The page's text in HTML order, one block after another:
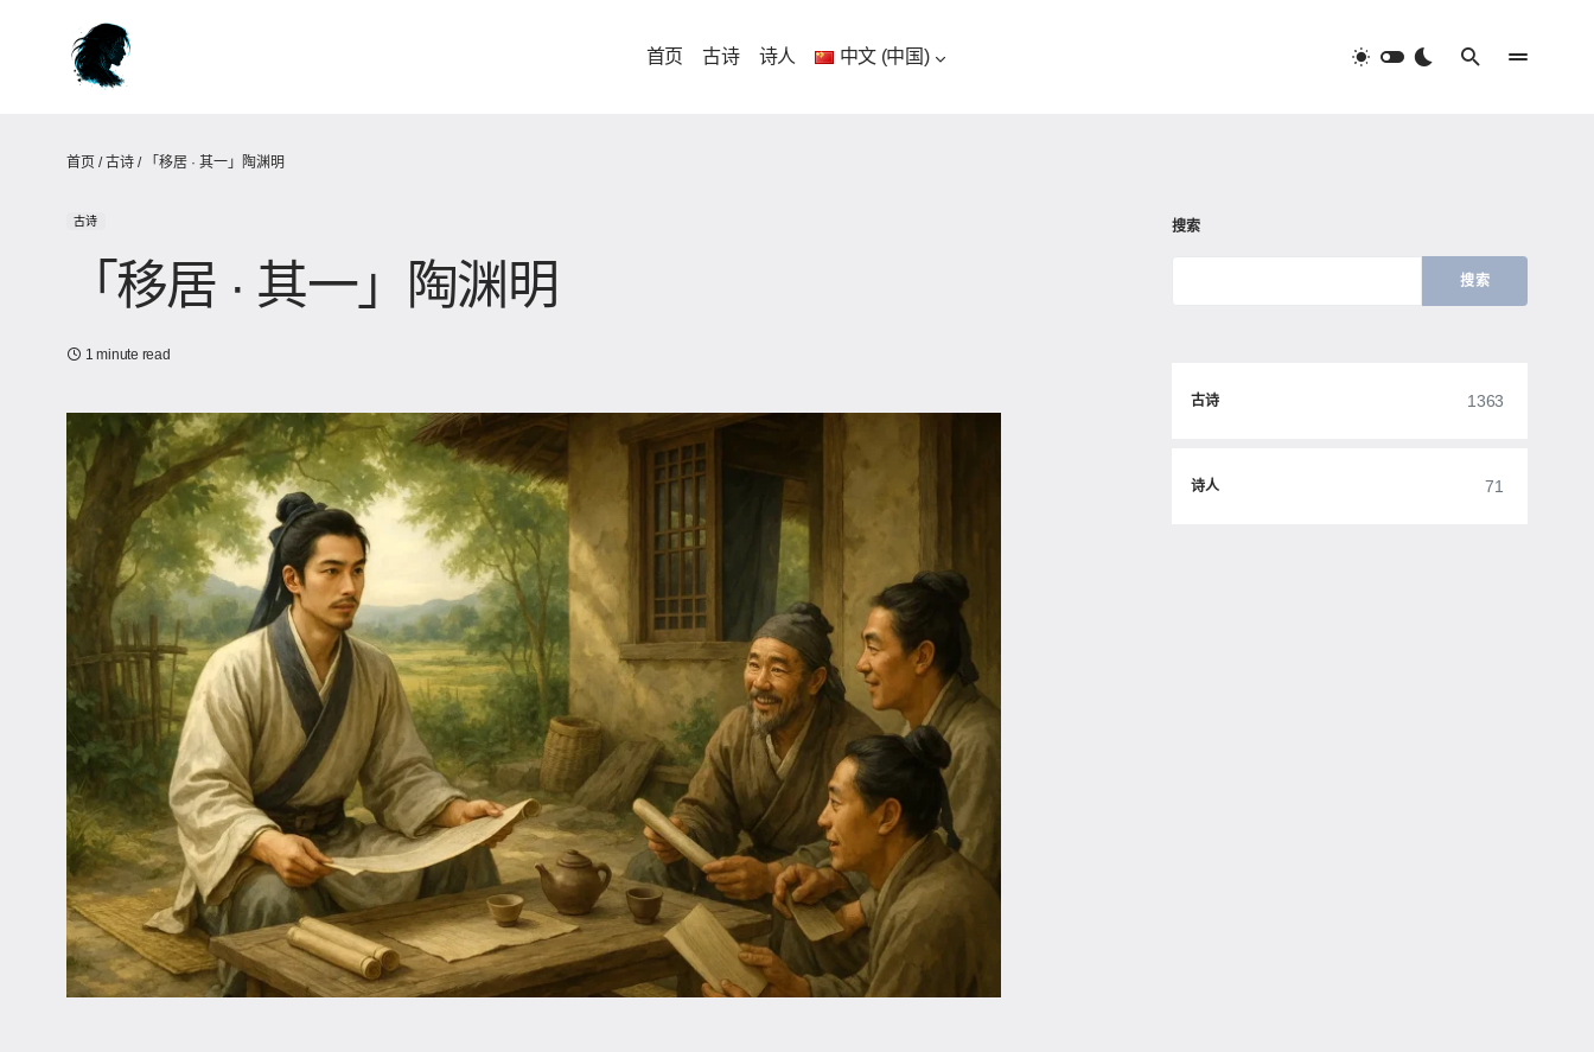
首页 古诗 诗人 中文 (中国)
首页 /古诗 / 「移居 · 其一」陶渊明
古诗
「移居 · 其一」陶渊明
1 minute read
搜索
搜索
古诗 1363
诗人 71